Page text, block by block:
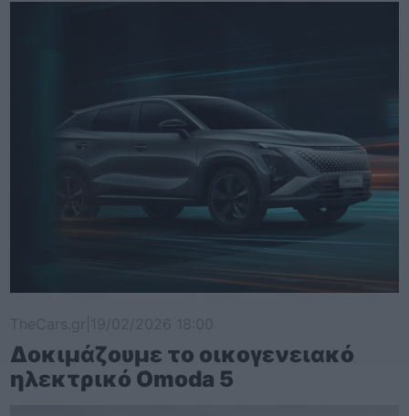
Δοκιμάζουμε το οικογενειακό
ηλεκτρικό Omoda 5